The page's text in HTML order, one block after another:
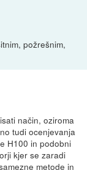
požrešnim,
način, oziroma
tudi ocenjevanja
H100 in podobni
kjer se zaradi
metode in